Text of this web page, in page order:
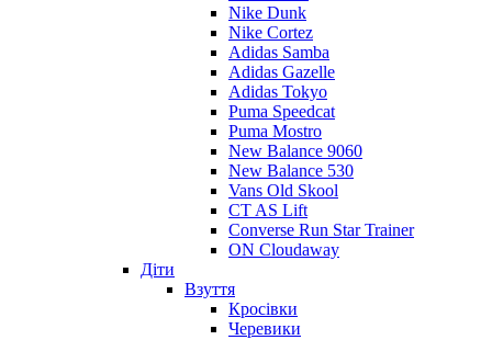
Nike Dunk
Nike Cortez
Adidas Samba
Adidas Gazelle
Adidas Tokyo
Puma Speedcat
Puma Mostro
New Balance 9060
New Balance 530
Vans Old Skool
CT AS Lift
Converse Run Star Trainer
ON Cloudaway
Діти
Взуття
Кросівки
Черевики